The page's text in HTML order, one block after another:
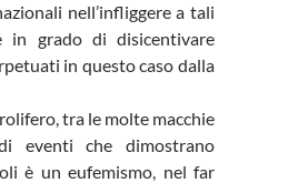
nell’infliggere a tali
in grado di disicentivare
in questo caso dalla
tra le molte macchie
eventi che dimostrano
è un eufemismo, nel far